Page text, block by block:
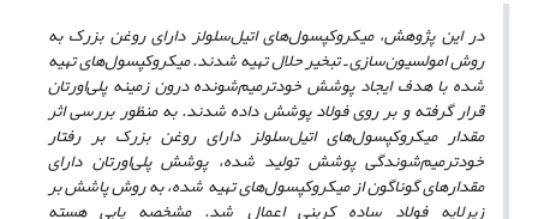
در این پژوهش، میکروکپسول‌های اتیل‌سلولز دارای روغن بزرک به
روش امولسیون‌سازی ـ تبخیر حلال تهیه شدند. میکروکپسول‌های تهیه
شده با هدف ایجاد پوشش خودترمیم‌شونده درون زمینه پلی‌اورتان
قرار گرفته وبر روی فولاد پوشش داده شدند. به منظور بررسی اثر
مقدار میکروکپسول‌های اتیل‌سلولز دارای روغن بزرک بر رفتار
خودترمیم‌شوندگی پوشش تولید شده، پوشش پلی‌اورتان دارای
مقدارهای گوناگون از میکروکپسول‌های تهیه شده، به روش پاشش بر
زیرلایه فولاد ساده کربنی اعمال شد. مشخصه یابی هسته